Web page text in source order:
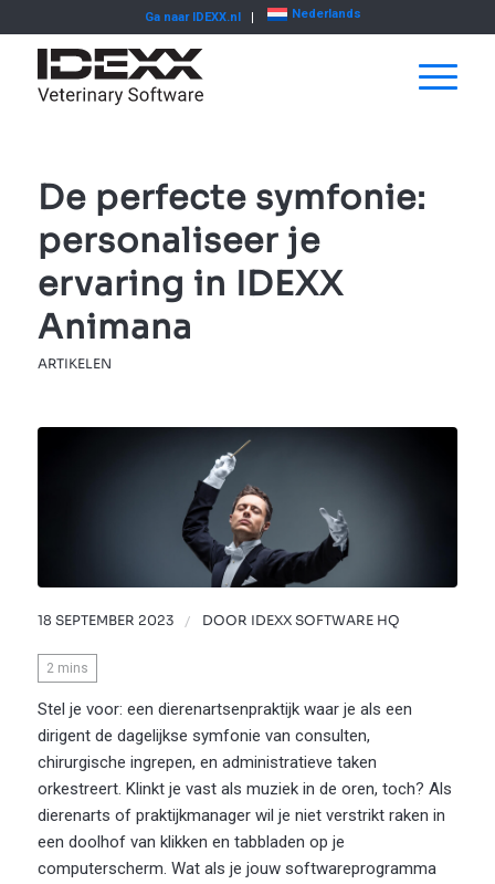
Ga naar IDEXX.nl Nederlands
De perfecte symfonie:
personaliseer je
ervaring in IDEXX
Animana
ARTIKELEN
2 mins
Stel je voor: een dierenartsenpraktijk waar je als een
dirigent de dagelijkse symfonie van consulten,
chirurgische ingrepen, en administratieve taken
orkestreert. Klinkt je vast als muziek in de oren, toch? Als
dierenarts of praktijkmanager wil je niet verstrikt raken in
een doolhof van klikken en tabbladen op je
computerscherm. Wat als je jouw softwareprogramma
18 SEPTEMBER 2023 / DOOR IDEXX SOFTWARE HQ